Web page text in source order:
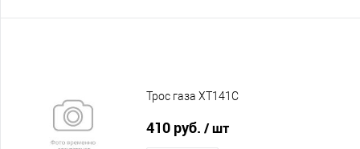
Трос газа XT141C
410 руб. / шт